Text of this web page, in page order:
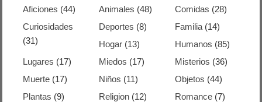
Aficiones (44) Animales (48) Comidas (28)
Curiosidades
(31)
Deportes (8) Familia(14)
Hogar (13) Humanos (85)
Lugares (17) Miedos (17) Misterios (36)
Muerte (17) Niños (11) Objetos (44)
Plantas (9) Religion (12) Romance(7)